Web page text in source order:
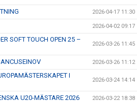
2026-04-17 11:30
2026-04-02 09:17
SOFT TOUCH OPEN 25 –
2026-03-26 11:45
2026-03-26 11:12
I
2026-03-24 14:14
U20-MÄSTARE 2026 2026-03-22 18:38